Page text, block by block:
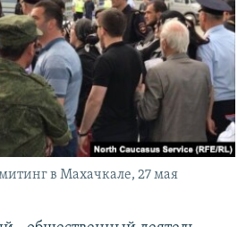
в Махачкале, 27 мая